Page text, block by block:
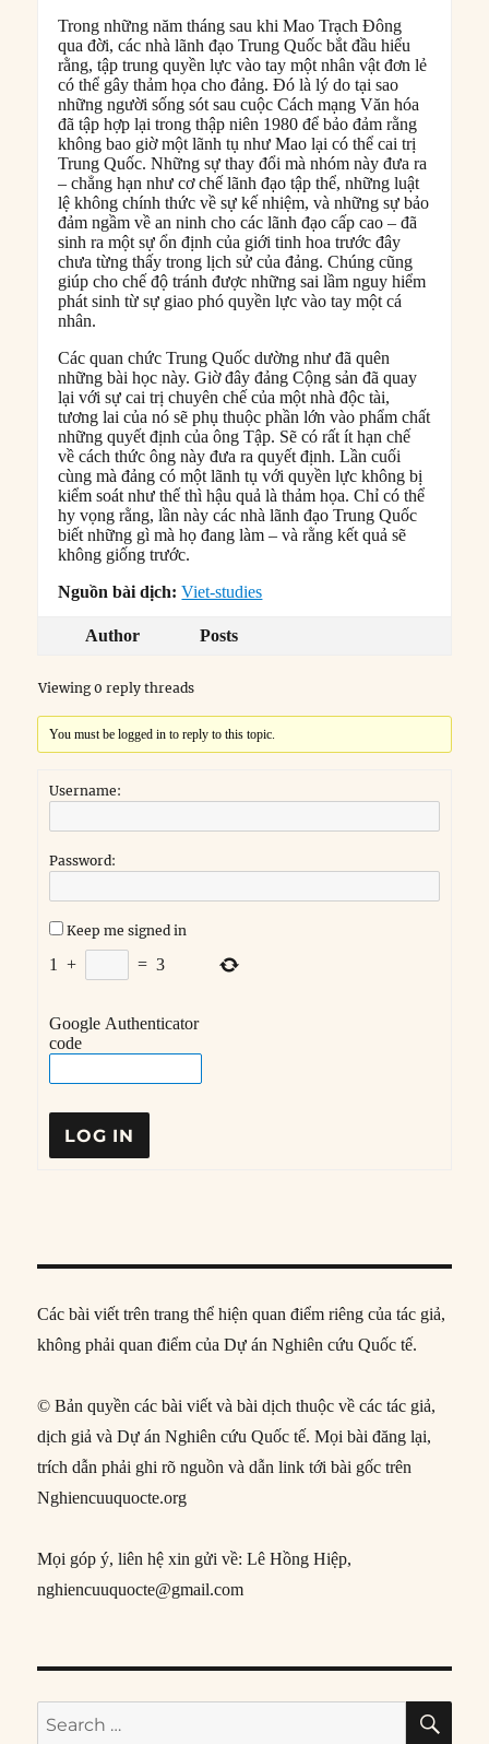
Trong những năm tháng sau khi Mao Trạch Đông
qua đời, các nhà lãnh đạo Trung Quốc bắt đầu hiểu
rằng, tập trung quyền lực vào tay một nhân vật đơn lẻ
có thể gây thảm họa cho đảng. Đó là lý do tại sao
những người sống sót sau cuộc Cách mạng Văn hóa
đã tập hợp lại trong thập niên 1980 để bảo đảm rằng
không bao giờ một lãnh tụ như Mao lại có thể cai trị
Trung Quốc. Những sự thay đổi mà nhóm này đưa ra
– chẳng hạn như cơ chế lãnh đạo tập thể, những luật
lệ không chính thức về sự kế nhiệm, và những sự bảo
đảm ngầm về an ninh cho các lãnh đạo cấp cao – đã
sinh ra một sự ổn định của giới tinh hoa trước đây
chưa từng thấy trong lịch sử của đảng. Chúng cũng
giúp cho chế độ tránh được những sai lầm nguy hiểm
phát sinh từ sự giao phó quyền lực vào tay một cá
nhân.
Các quan chức Trung Quốc dường như đã quên
những bài học này. Giờ đây đảng Cộng sản đã quay
lại với sự cai trị chuyên chế của một nhà độc tài,
tương lai của nó sẽ phụ thuộc phần lớn vào phẩm chất
những quyết định của ông Tập. Sẽ có rất ít hạn chế
về cách thức ông này đưa ra quyết định. Lần cuối
cùng mà đảng có một lãnh tụ với quyền lực không bị
kiểm soát như thế thì hậu quả là thảm họa. Chỉ có thể
hy vọng rằng, lần này các nhà lãnh đạo Trung Quốc
biết những gì mà họ đang làm – và rằng kết quả sẽ
không giống trước.
Nguồn bài dịch:Viet-studies
Author Posts
Viewing 0 reply threads
You must be logged in to reply to this topic.
Username:
Password:
Keep me signed in
1 + = 3
Google Authenticator
code
LOG IN
Các bài viết trên trang thể hiện quan điểm riêng của tác giả,
không phải quan điểm của Dự án Nghiên cứu Quốc tế.
© Bản quyền các bài viết và bài dịch thuộc về các tác giả,
dịch giả và Dự án Nghiên cứu Quốc tế. Mọi bài đăng lại,
trích dẫn phải ghi rõ nguồn và dẫn link tới bài gốc trên
Nghiencuuquocte.org
Mọi góp ý, liên hệ xin gửi về: Lê Hồng Hiệp,
nghiencuuquocte@gmail.com
Search